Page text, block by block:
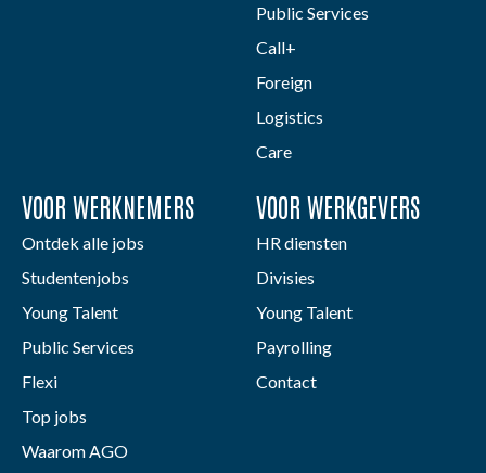
Public Services
Call+
Foreign
Logistics
Care
VOOR WERKNEMERS
Ontdek alle jobs
Studentenjobs
Young Talent
Public Services
Flexi
Top jobs
Waarom AGO
VOOR WERKGEVERS
HR diensten
Divisies
Young Talent
Payrolling
Contact